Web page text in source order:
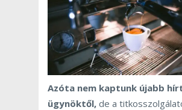
Azóta nem kaptunk újabb
ügynöktől, de a